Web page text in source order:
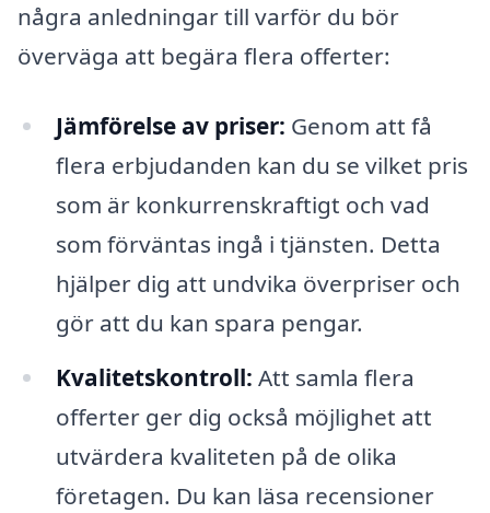
några anledningar till varför du bör
överväga att begära flera offerter:
Jämförelse av priser: Genom att få
flera erbjudanden kan du se vilket pris
som är konkurrenskraftigt och vad
som förväntas ingå i tjänsten. Detta
hjälper dig att undvika överpriser och
gör att du kan spara pengar.
Kvalitetskontroll: Att samla flera
offerter ger dig också möjlighet att
utvärdera kvaliteten på de olika
företagen. Du kan läsa recensioner